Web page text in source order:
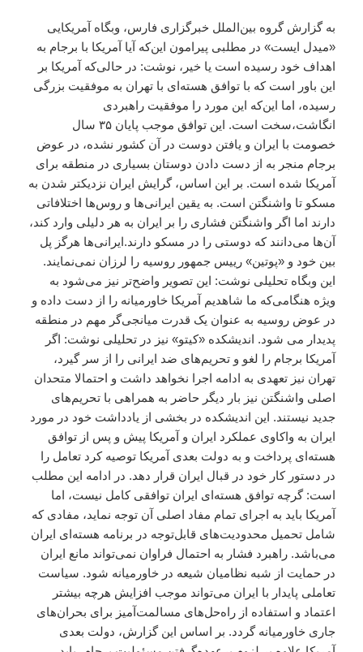
به گزارش گروه بین‌الملل خبرگزاری فارس، وبگاه آمریکایی
«میدل ایست» در مطلبی پیرامون این‌که آیا آمریکا با برجام به
اهداف خود رسیده است یا خیر، نوشت: در حالی‌که آمریکا بر
این باور است که با توافق هسته‌ای با تهران به موفقیت بزرگی
رسیده، اما این‌که این مورد را موفقیت راهبردی
انگاشت،سخت است. این توافق موجب پایان ۳۵ سال
خصومت با ایران و یافتن دوست در آن کشور نشده، در عوض
برجام منجر به از دست دادن دوستان بسیاری در منطقه برای
آمریکا شده است. بر این اساس، گرایش ایران نزدیکتر شدن به
مسکو تا واشنگتن است. به یقین ایرانی‌ها و روس‌ها اختلافاتی
دارند اما اگر واشنگتن فشاری را بر ایران به هر دلیلی وارد کند،
آن‌ها می‌دانند که دوستی را در مسکو دارند.ایرانی‌ها هرگز پل
بین خود و «پوتین» رییس جمهور روسیه را لرزان نمی‌نمایند.
این وبگاه تحلیلی نوشت: این تصویر واضح‌تر نیز می‌شود به
ویژه هنگامی‌که ما شاهدیم آمریکا خاورمیانه را از دست داده و
در عوض روسیه به عنوان یک قدرت میانجی‌گر مهم در منطقه
پدیدار می شود. اندیشکده «کیتو» نیز در تحلیلی نوشت: اگر
آمریکا برجام را لغو و تحریم‌های ضد ایرانی را از سر گیرد،
تهران نیز تعهدی به ادامه اجرا نخواهد داشت و احتمالا متحدان
اصلی واشنگتن نیز بار دیگر حاضر به همراهی با تحریم‌های
جدید نیستند. این اندیشکده در بخشی از یادداشت خود در مورد
ایران به واکاوی عملکرد ایران و آمریکا پیش و پس از توافق
هسته‌ای پرداخت و به دولت بعدی آمریکا توصیه کرد تعامل را
در دستور کار خود در قبال ایران قرار دهد. در ادامه این مطلب
است: گرچه توافق هسته‌ای ایران توافقی کامل نیست، اما
آمریکا باید به اجرای تمام مفاد اصلی آن توجه نماید، مفادی که
شامل تحمیل محدودیت‌های قابل‌توجه در برنامه هسته‌ای ایران
می‌باشد. راهبرد فشار به احتمال فراوان نمی‌تواند مانع ایران
در حمایت از شبه نظامیان شیعه در خاورمیانه شود. سیاست
تعاملی پایدار با ایران می‌تواند موجب افزایش هرچه بیشتر
اعتماد و استفاده از راه‌حل‌های مسالمت‌آمیز برای بحران‌های
جاری خاورمیانه گردد. بر اساس این گزارش، دولت بعدی